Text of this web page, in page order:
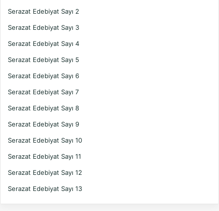
Serazat Edebiyat Sayı 2
Serazat Edebiyat Sayı 3
Serazat Edebiyat Sayı 4
Serazat Edebiyat Sayı 5
Serazat Edebiyat Sayı 6
Serazat Edebiyat Sayı 7
Serazat Edebiyat Sayı 8
Serazat Edebiyat Sayı 9
Serazat Edebiyat Sayı 10
Serazat Edebiyat Sayı 11
Serazat Edebiyat Sayı 12
Serazat Edebiyat Sayı 13